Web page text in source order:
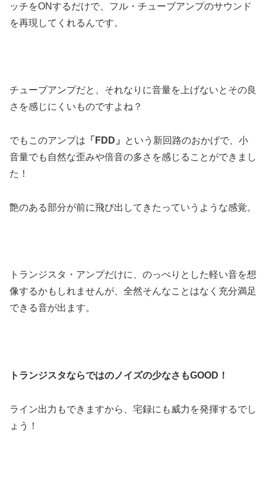
ッチをONするだけで、フル・チューブアンプのサウンド
を再現してくれるんです。
チューブアンプだと、それなりに音量を上げないとその良
さを感じにくいものですよね？
でもこのアンプは 「FDD」
という新回路のおかげで、小
音量でも自然な歪みや倍音の多さを感じることができまし
た！
艶のある部分が前に飛び出してきたっていうような感覚。
トランジスタ・アンプだけに、のっぺりとした軽い音を想
像するかもしれませんが、全然そんなことはなく充分満足
できる音が出ます。
トランジスタならではのノイズの少なさもGOOD！
ライン出力もできますから、宅録にも威力を発揮するでし
ょう！